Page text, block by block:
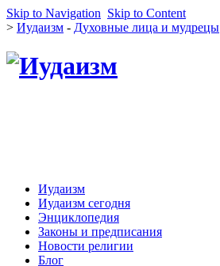
Skip to Navigation Skip to Content
> Иудаизм - Духовные лица и мудрецы
Иудаизм
Иудаизм сегодня
Энциклопедия
Законы и предписания
Новости религии
Блог